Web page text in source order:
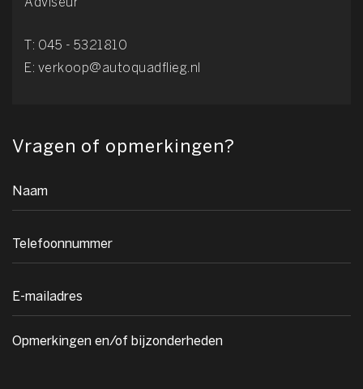
Adviseur
T: 045 - 5321810
E: verkoop@autoquadflieg.nl
Vragen of opmerkingen?